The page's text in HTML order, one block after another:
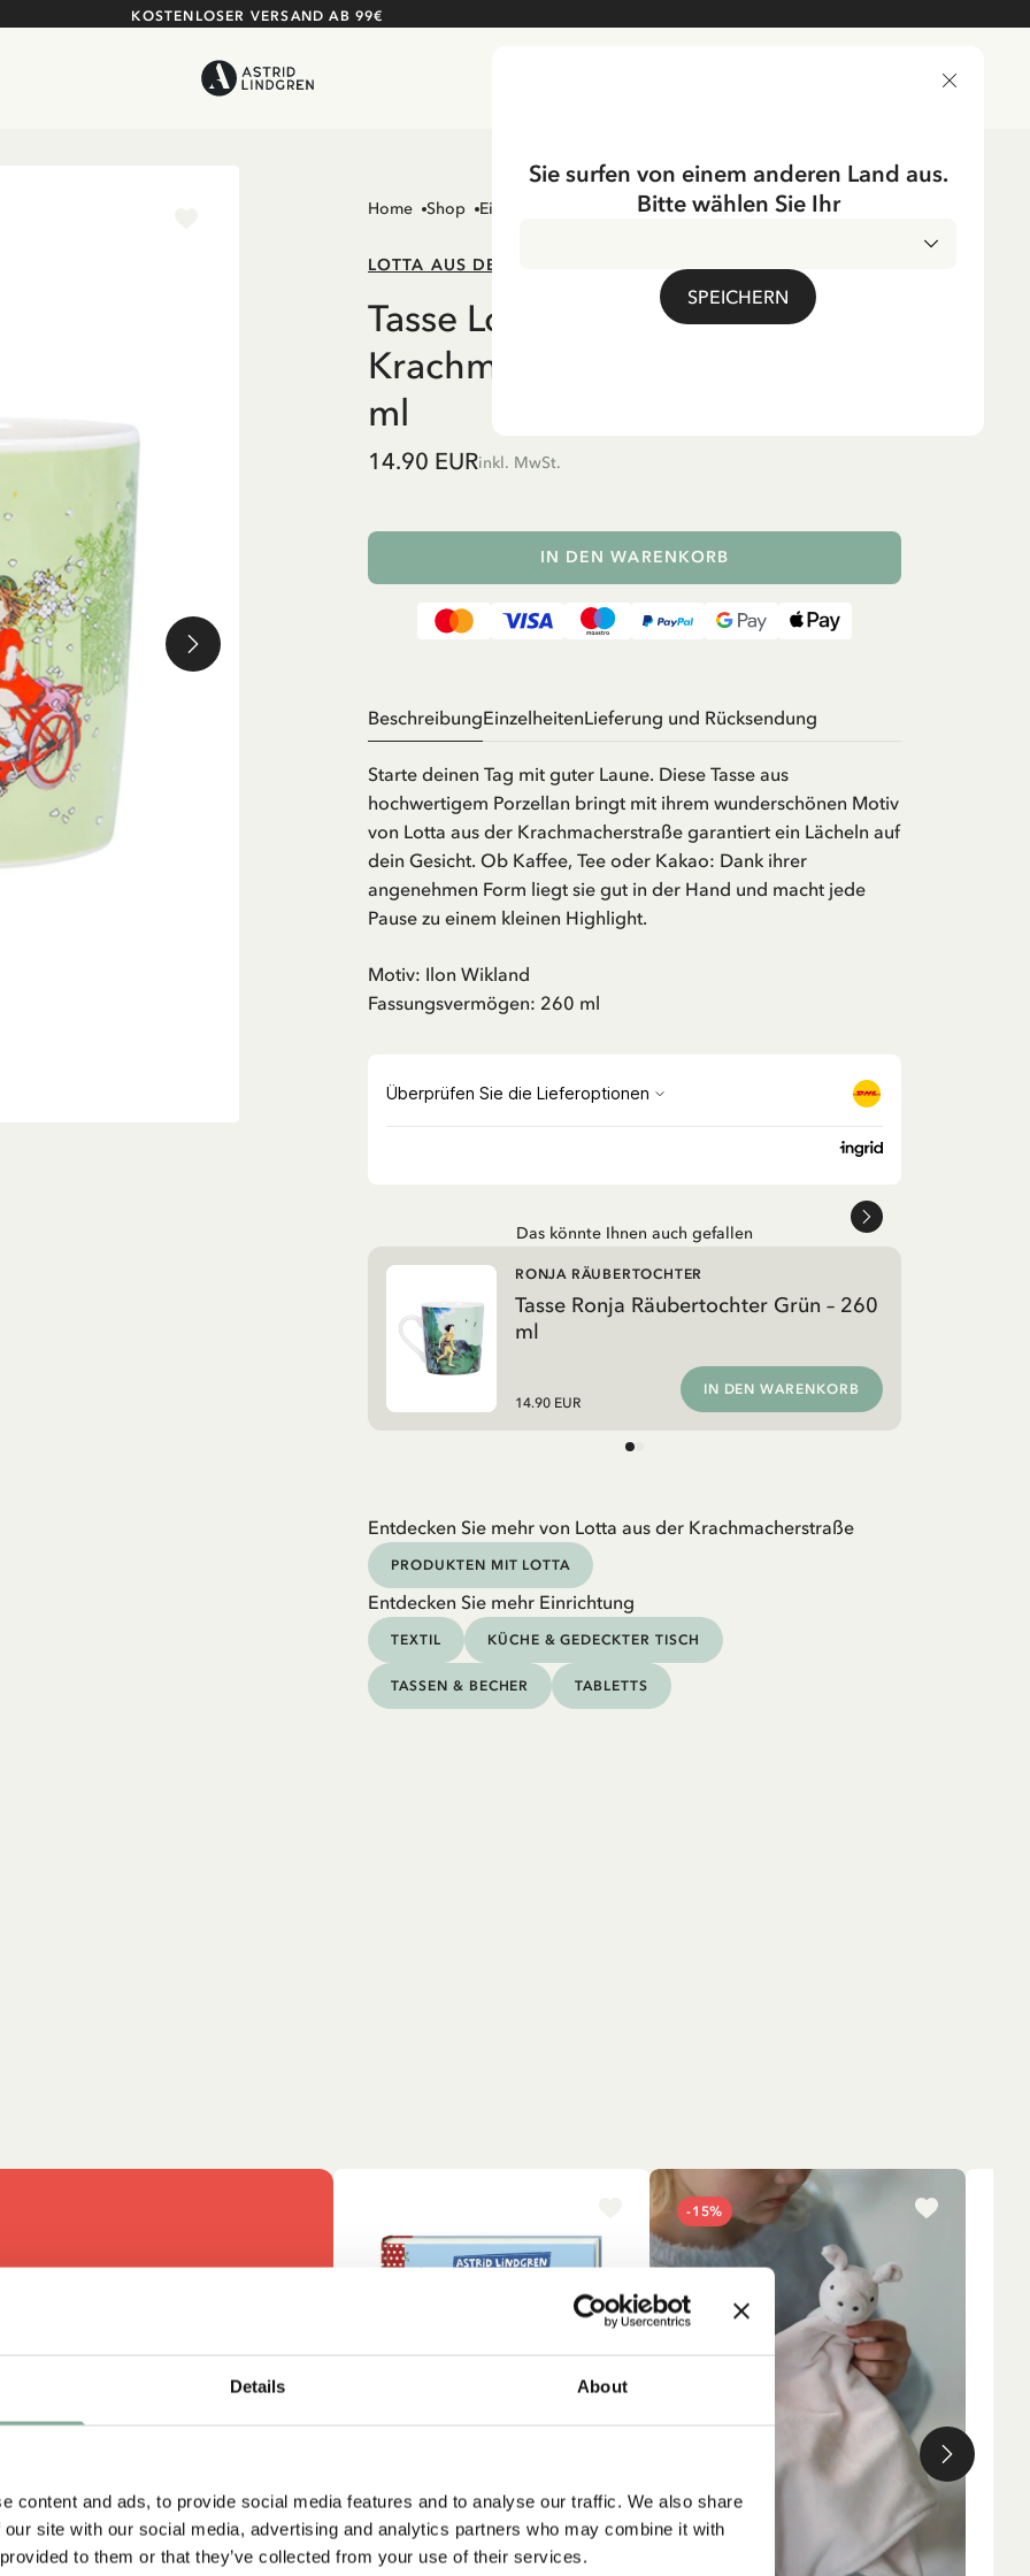
Details About
content and ads, to provide social media features and to analyse our traffic. We also share
site with our social media, advertising and analytics partners who may combine it with
to them or that they’ve collected from your use of their services.
KOSTENLOSER VERSAND AB 99€
Home Shop Einrichtung Tischgedecke Tassen & Becher
LOTTA AUS DER KRACHMACHERSTRASSE
Tasse Lotta aus der
Krachmacherstraße Grün – 260
ml
14.90 EURinkl. MwSt.
IN DEN WARENKORB
BeschreibungEinzelheitenLieferung und Rücksendung
Starte deinen Tag mit guter Laune. Diese Tasse aus
hochwertigem Porzellan bringt mit ihrem wunderschönen Motiv
von Lotta aus der Krachmacherstraße garantiert ein Lächeln auf
dein Gesicht. Ob Kaffee, Tee oder Kakao: Dank ihrer
angenehmen Form liegt sie gut in der Hand und macht jede
Pause zu einem kleinen Highlight.
Motiv: Ilon Wikland
Fassungsvermögen: 260 ml
Das könnte Ihnen auch gefallen
Tasse Ronja Räubertochter Grün – 260
ml
RONJA RÄUBERTOCHTER
14.90 EUR
IN DEN WARENKORB
Entdecken Sie mehr von Lotta aus der Krachmacherstraße
PRODUKTEN MIT LOTTA
Entdecken Sie mehr Einrichtung
TEXTIL KÜCHE & GEDECKTER TISCH
TASSEN & BECHER TABLETTS
-15%
Sie surfen von einem anderen Land aus.
Bitte wählen Sie Ihr
SPEICHERN